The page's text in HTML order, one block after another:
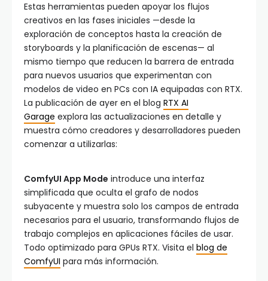
Estas herramientas pueden apoyar los flujos
creativos en las fases iniciales —desde la
exploración de conceptos hasta la creación de
storyboards y la planificación de escenas— al
mismo tiempo que reducen la barrera de entrada
para nuevos usuarios que experimentan con
modelos de video en PCs con IA equipadas con RTX.
La publicación de ayer en el blog RTX AI
Garage explora las actualizaciones en detalle y
muestra cómo creadores y desarrolladores pueden
comenzar a utilizarlas:
ComfyUI App Mode introduce una interfaz
simplificada que oculta el grafo de nodos
subyacente y muestra solo los campos de entrada
necesarios para el usuario, transformando flujos de
trabajo complejos en aplicaciones fáciles de usar.
Todo optimizado para GPUs RTX. Visita el blog de
ComfyUI para más información.